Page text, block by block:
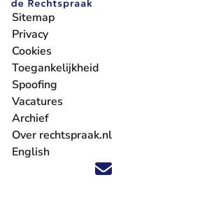
Volg ons op X (Twitter) - U verlaat
Volg ons op Facebook - U verlaat
Volg ons op Instagram - U
Volg ons op Youtube - U
Volg ons op LinkedIn -
'Blijf op de hoogte'
Sitemap
Privacy
Cookies
Toegankelijkheid
Spoofing
Vacatures
- U verlaat Rechtspraak.nl
Archief
Over rechtspraak.nl
English